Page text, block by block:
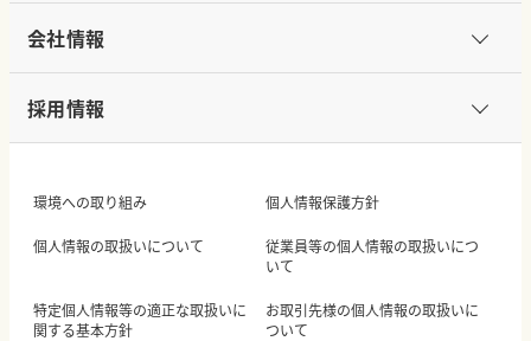
会社情報
採用情報
環境への取り組み 個人情報保護方針
個人情報の取扱いについて
従業員等の個人情報の取扱いにつ
いて
特定個人情報等の適正な取扱いに
関する基本方針
お取引先様の個人情報の取扱いに
ついて